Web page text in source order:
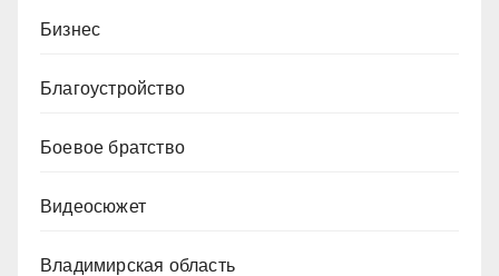
Бизнес
Благоустройство
Боевое братство
Видеосюжет
Владимирская область